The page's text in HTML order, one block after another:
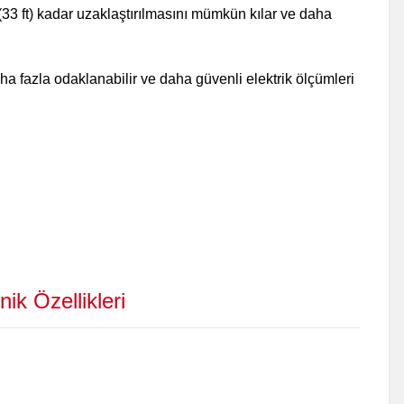
ft) kadar uzaklaştırılmasını mümkün kılar ve daha
fazla odaklanabilir ve daha güvenli elektrik ölçümleri
Özellikleri